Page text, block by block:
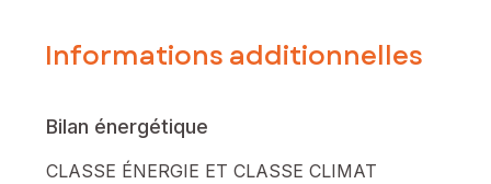
Informations additionnelles
Bilan énergétique
CLASSE ÉNERGIE ET CLASSE CLIMAT